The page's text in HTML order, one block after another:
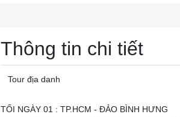
Thông tin chi tiết
Tour địa danh
TỐI NGÀY 01 : TP.HCM - ĐẢO BÌNH HƯNG